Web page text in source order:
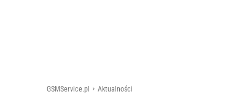
GSMService.pl Aktualności